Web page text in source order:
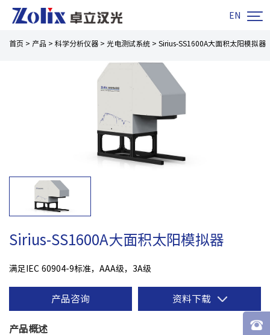
EN 
首页 > 产品 > 科学分析仪器 > 光电测试系统 > Sirius-SS1600A大面积太阳模拟器
Sirius-SS1600A大面积太阳模拟器
满足IEC 60904-9标准，AAA级，3A级
产品咨询 资料下载
产品概述